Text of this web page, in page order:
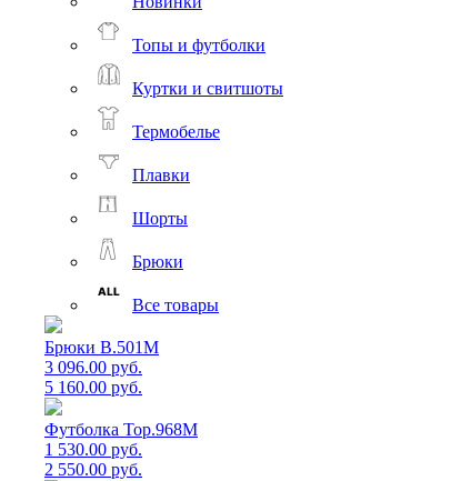
Топы и футболки
Куртки и свитшоты
Термобелье
Плавки
Шорты
Брюки
Все товары
Брюки B.501M
3 096.00 руб.
5 160.00 руб.
Футболка Top.968M
1 530.00 руб.
2 550.00 руб.